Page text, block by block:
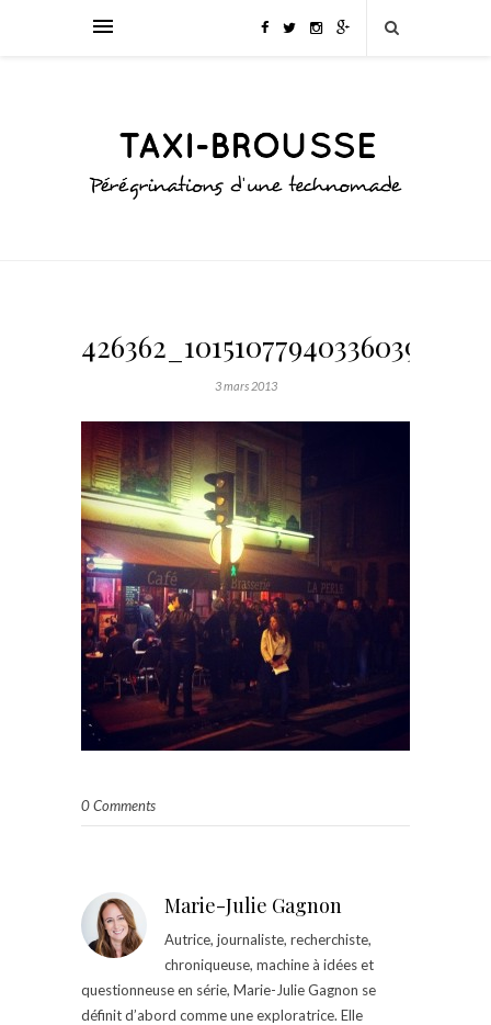
3 mars 2013
0 Comments
Marie-Julie Gagnon
Autrice, journaliste, recherchiste,
chroniqueuse, machine à idées et
questionneuse en série, Marie-Julie Gagnon se
définit d’abord comme une exploratrice. Elle